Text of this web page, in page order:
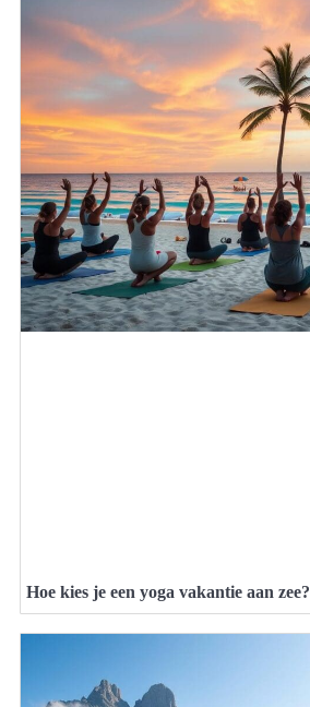
Hoe kies je een yoga vakantie aan zee?